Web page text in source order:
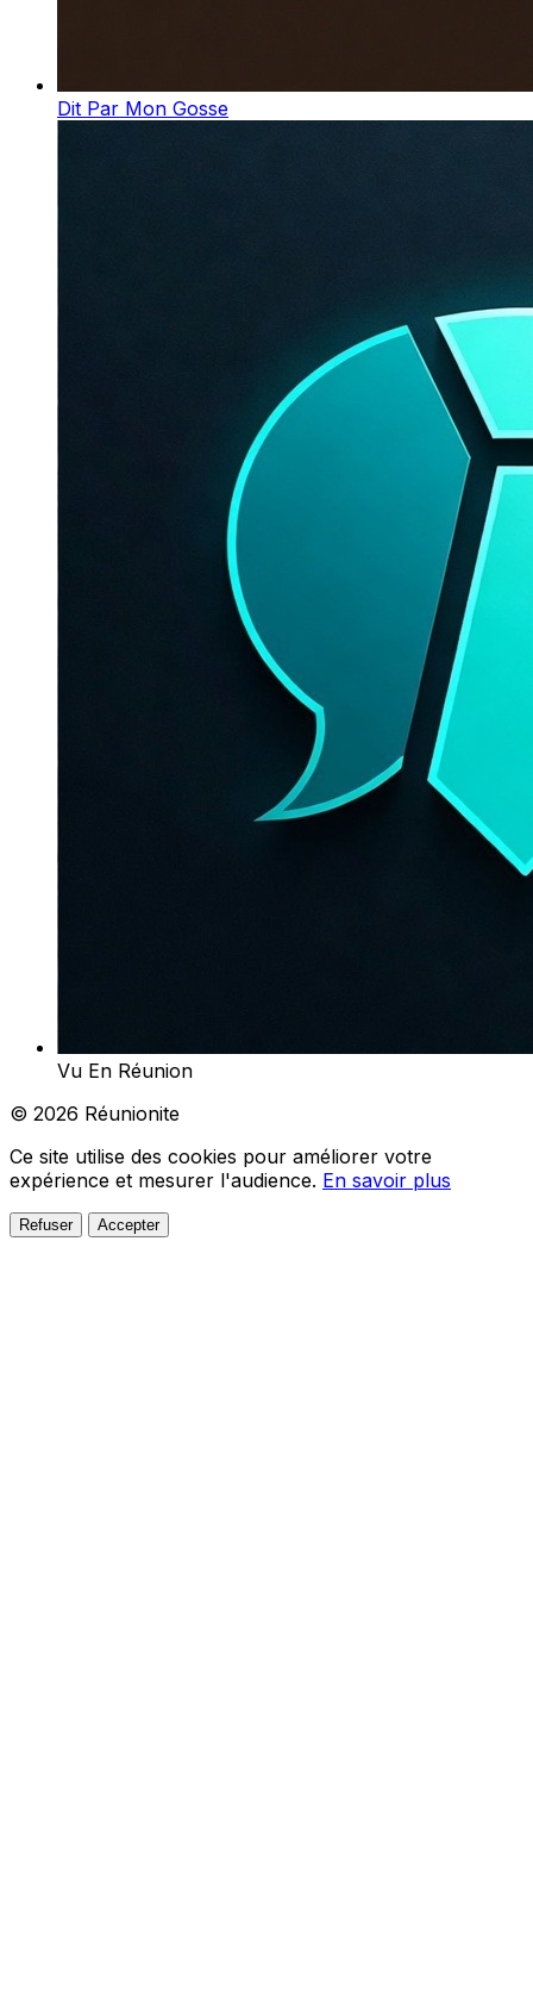
Dit Par Mon Gosse
Vu En Réunion
© 2026 Réunionite
Ce site utilise des cookies pour améliorer votre
expérience et mesurer l'audience. En savoir plus
Refuser Accepter